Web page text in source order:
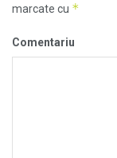
marcate cu *
Comentariu